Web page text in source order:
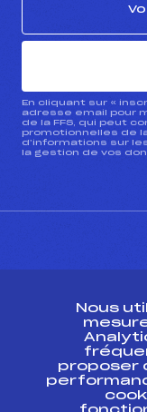
En cliquant sur «
adresse email pour
de la FFS, qui peut
promotionnelles de
d’informations sur
la gestion de vos
ESPACE PRESSE
Ressources
Pass’Neige
Projet
Nous
proposer